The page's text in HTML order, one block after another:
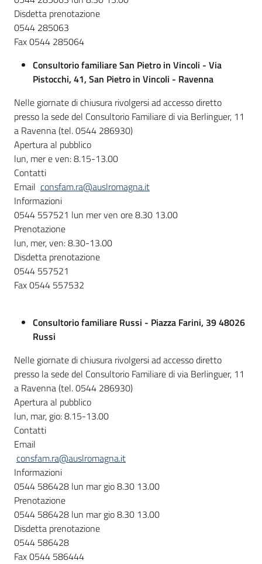
Disdetta prenotazione
0544 285063
Fax 0544 285064
Consultorio familiare San Pietro in Vincoli - Via
Pistocchi, 41, San Pietro in Vincoli - Ravenna
Nelle giornate di chiusura rivolgersi ad accesso diretto
presso la sede del Consultorio Familiare di via Berlinguer, 11
a Ravenna (tel. 0544 286930)
Apertura al pubblico
lun, mer e ven: 8.15-13.00
Contatti
Email consfam.ra@auslromagna.it
Informazioni
0544 557521 lun mer ven ore 8.30 13.00
Prenotazione
lun, mer, ven: 8.30-13.00
Disdetta prenotazione
0544 557521
Fax 0544 557532
Consultorio familiare Russi - Piazza Farini, 39 48026
Russi
Nelle giornate di chiusura rivolgersi ad accesso diretto
presso la sede del Consultorio Familiare di via Berlinguer, 11
a Ravenna (tel. 0544 286930)
Apertura al pubblico
lun, mar, gio: 8.15-13.00
Contatti
Email
consfam.ra@auslromagna.it
Informazioni
0544 586428 lun mar gio 8.30 13.00
Prenotazione
0544 586428 lun mar gio 8.30 13.00
Disdetta prenotazione
0544 586428
Fax 0544 586444